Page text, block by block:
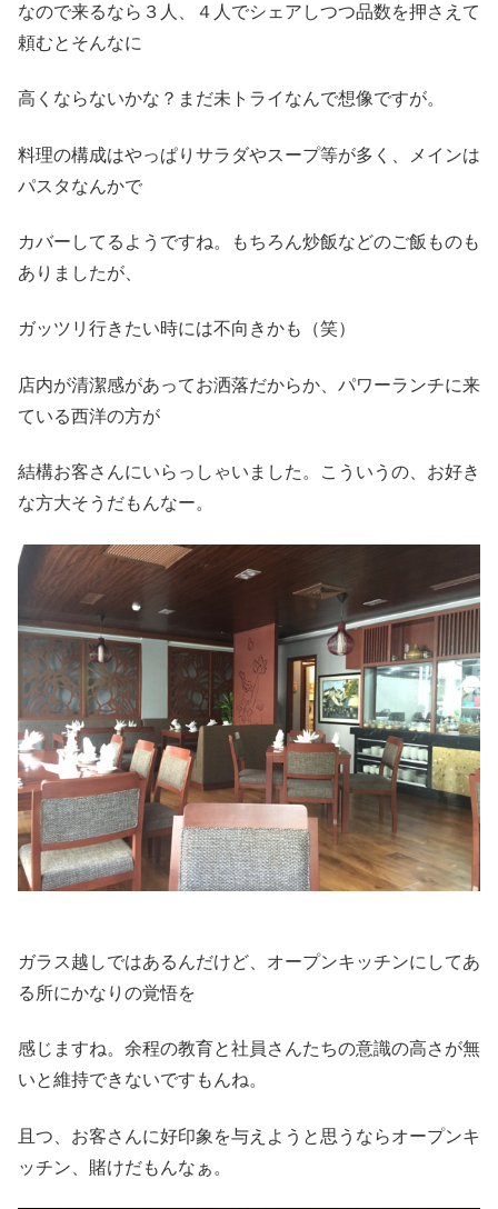
なので来るなら３人、４人でシェアしつつ品数を押さえて
頼むとそんなに
高くならないかな？まだ未トライなんで想像ですが。
料理の構成はやっぱりサラダやスープ等が多く、メインは
パスタなんかで
カバーしてるようですね。もちろん炒飯などのご飯ものも
ありましたが、
ガッツリ行きたい時には不向きかも（笑）
店内が清潔感があってお洒落だからか、パワーランチに来
ている西洋の方が
結構お客さんにいらっしゃいました。こういうの、お好き
な方大そうだもんなー。
ガラス越しではあるんだけど、オープンキッチンにしてあ
る所にかなりの覚悟を
感じますね。余程の教育と社員さんたちの意識の高さが無
いと維持できないですもんね。
且つ、お客さんに好印象を与えようと思うならオープンキ
ッチン、賭けだもんなぁ。